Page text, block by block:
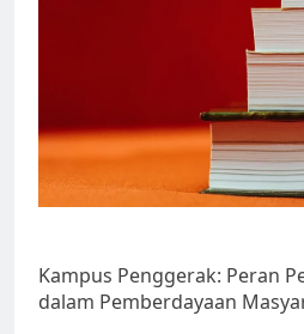
Kampus Penggerak: Peran
dalam Pemberdayaan